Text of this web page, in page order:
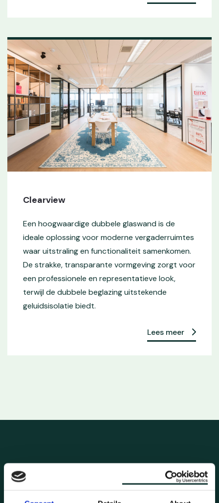
Clearview
Een hoogwaardige dubbele glaswand is de
ideale oplossing voor moderne vergaderruimtes
waar uitstraling en functionaliteit samenkomen.
De strakke, transparante vormgeving zorgt voor
een professionele en representatieve look,
terwijl de dubbele beglazing uitstekende
geluidsisolatie biedt.
Lees meer